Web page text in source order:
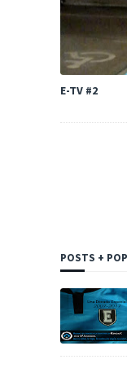
E-TV #2
POSTS +